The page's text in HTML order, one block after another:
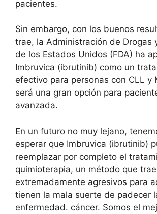
pacientes.
Sin embargo, con los buenos
trae, la Administración de Drogas
de los Estados Unidos (FDA) ha
Imbruvica (ibrutinib) como un
efectivo para personas con CLL y
será una gran opción para
avanzada.
En un futuro no muy lejano,
esperar que Imbruvica (ibrutinib)
reemplazar por completo el
quimioterapia, un método que
extremadamente agresivos para
tienen la mala suerte de padecer
enfermedad. cáncer. Somos el